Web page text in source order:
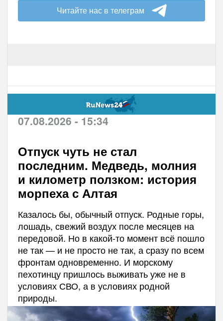
Читайте нас в телеграм
07.08.2026 - 15:34
Отпуск чуть не стал
последним. Медведь, молния
и километр ползком: история
морпеха с Алтая
Казалось бы, обычный отпуск. Родные горы,
лошадь, свежий воздух после месяцев на
передовой. Но в какой-то момент всё пошло
не так — и не просто не так, а сразу по всем
фронтам одновременно. И морскому
пехотинцу пришлось выживать уже не в
условиях СВО, а в условиях родной
природы.